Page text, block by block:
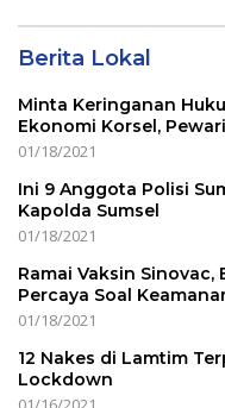
Berita Lokal
Minta Keringanan
Ekonomi Korsel,
01/18/2021
Ini 9 Anggota Polisi
Kapolda Sumsel
01/18/2021
Ramai Vaksin Sinovac,
Percaya Soal
01/18/2021
12 Nakes di Lamtim
Lockdown